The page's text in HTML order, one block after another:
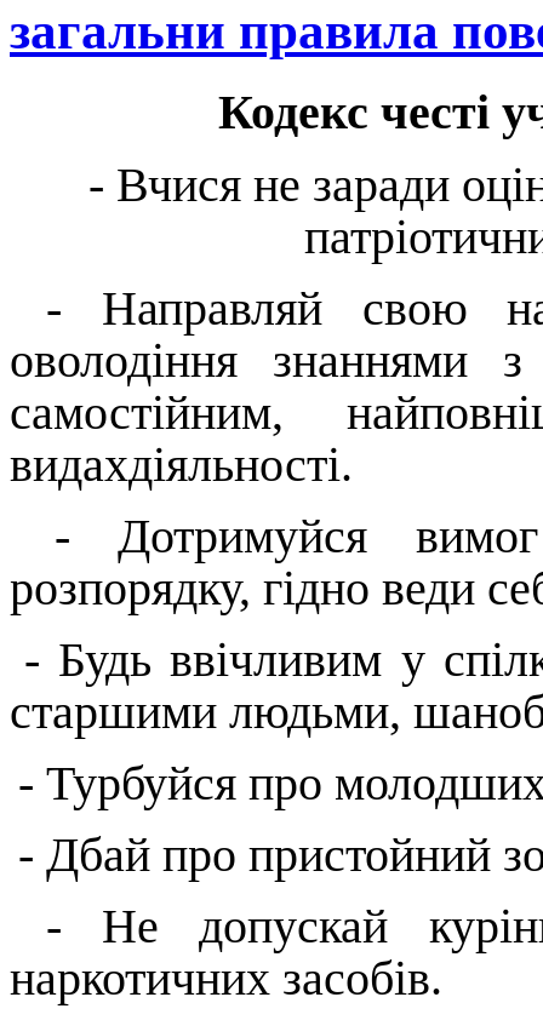
загальни правила
Кодекс честі
- Вчися не заради
- Направляй свою
оволодіння знаннями
самостійним,
видахдіяльності.
- Дотримуйся
розпорядку, гідно веди
- Будь ввічливим у
старшими людьми,
- Турбуйся про
- Дбай про пристойний
- Не допускай
наркотичних засобів.